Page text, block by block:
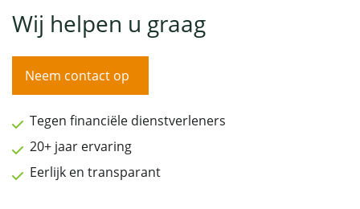
Wij helpen u graag
Neem contact op
Tegen financiële dienstverleners
20+ jaar ervaring
Eerlijk en transparant